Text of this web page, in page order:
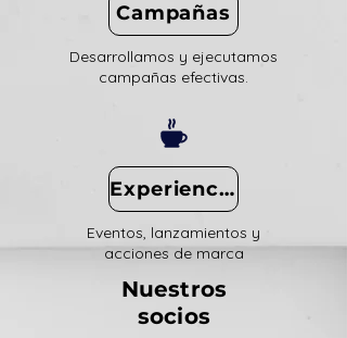
Campañas
Desarrollamos y ejecutamos
campañas efectivas.
Experiencias
Eventos, lanzamientos y
acciones de marca
Nuestros
socios